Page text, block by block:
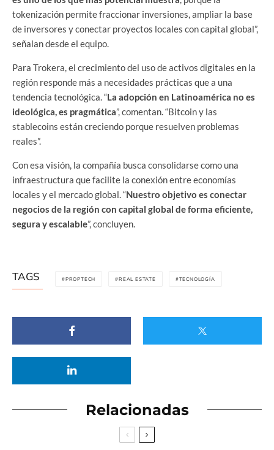
tokenización permite fraccionar inversiones, ampliar la base
de inversores y conectar proyectos locales con capital global”,
señalan desde el equipo.
Para Trokera, el crecimiento del uso de activos digitales en la
región responde más a necesidades prácticas que a una
tendencia tecnológica. “La adopción en Latinoamérica no es
ideológica, es pragmática”, comentan. “Bitcoin y las
stablecoins están creciendo porque resuelven problemas
reales”.
Con esa visión, la compañía busca consolidarse como una
infraestructura que facilite la conexión entre economías
locales y el mercado global. “Nuestro objetivo es conectar
negocios de la región con capital global de forma eficiente,
segura y escalable”, concluyen.
TAGS PROPTECH REAL ESTATE TECNOLOGÍA
Relacionadas